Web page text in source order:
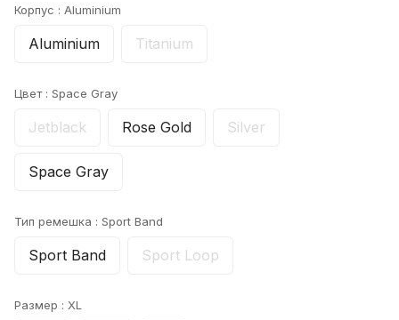
Корпус : Aluminium
Aluminium Titanium
Цвет : Space Gray
Jetblack Rose Gold Silver
Space Gray
Тип ремешка : Sport Band
Sport Band Sport Loop
Размер : XL